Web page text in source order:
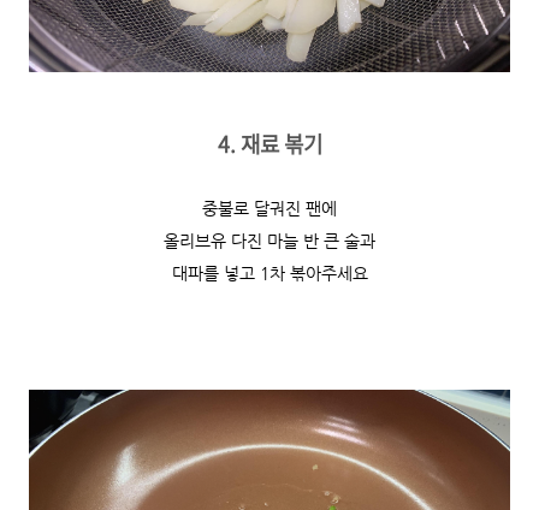
4. 재료 볶기
중불로 달궈진 팬에
올리브유 다진 마늘 반 큰 술과
대파를 넣고 1차 볶아주세요